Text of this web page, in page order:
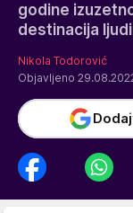
godine
destinacija
Nikola Todorović
Objavljeno